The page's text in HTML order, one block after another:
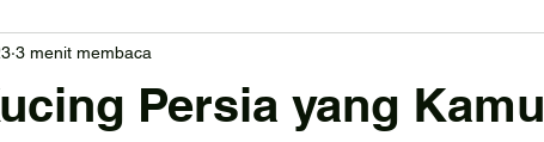
Persia yang Kamu
3 menit membaca